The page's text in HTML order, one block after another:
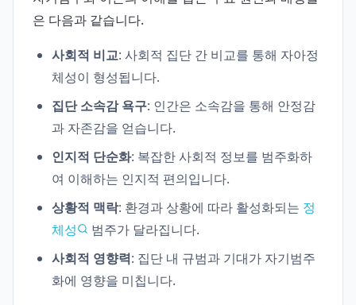
은 다음과 같습니다.
사회적 비교: 사회적 집단 간 비교를 통해 자아정
체성이 형성됩니다.
집단 소속감 욕구: 인간은 소속감을 통해 안정감
과 자존감을 얻습니다.
인지적 단순화: 복잡한 사회적 정보를 범주화하
여 이해하는 인지적 편의입니다.
상황적 맥락: 환경과 상황에 따라 활성화되는 정
체성
범주가 달라집니다.
사회적 영향력: 집단 내 규범과 기대가 자기범주
화에 영향을 미칩니다.